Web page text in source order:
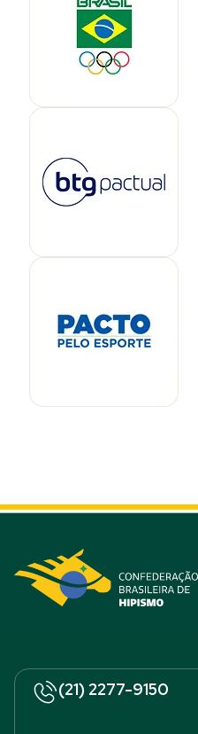
(21) 2277-9150